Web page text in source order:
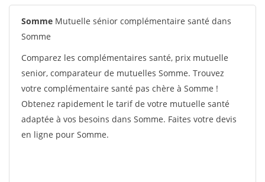
Somme Mutuelle sénior complémentaire santé dans
Somme
Comparez les complémentaires santé, prix mutuelle
senior, comparateur de mutuelles Somme. Trouvez
votre complémentaire santé pas chère à Somme !
Obtenez rapidement le tarif de votre mutuelle santé
adaptée à vos besoins dans Somme. Faites votre devis
en ligne pour Somme.